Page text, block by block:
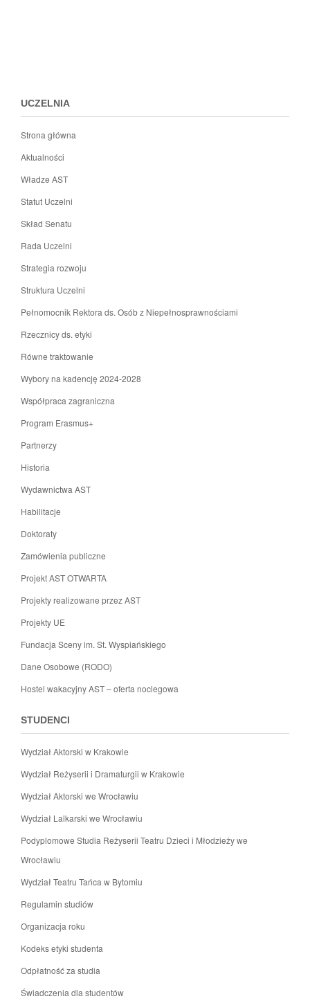
UCZELNIA
Strona główna
Aktualności
Władze AST
Statut Uczelni
Skład Senatu
Rada Uczelni
Strategia rozwoju
Struktura Uczelni
Pełnomocnik Rektora ds. Osób z Niepełnosprawnościami
Rzecznicy ds. etyki
Równe traktowanie
Wybory na kadencję 2024-2028
Współpraca zagraniczna
Program Erasmus+
Partnerzy
Historia
Wydawnictwa AST
Habilitacje
Doktoraty
Zamówienia publiczne
Projekt AST OTWARTA
Projekty realizowane przez AST
Projekty UE
Fundacja Sceny im. St. Wyspiańskiego
Dane Osobowe (RODO)
Hostel wakacyjny AST – oferta noclegowa
STUDENCI
Wydział Aktorski w Krakowie
Wydział Reżyserii i Dramaturgii w Krakowie
Wydział Aktorski we Wrocławiu
Wydział Lalkarski we Wrocławiu
Podyplomowe Studia Reżyserii Teatru Dzieci i Młodzieży we
Wrocławiu
Wydział Teatru Tańca w Bytomiu
Regulamin studiów
Organizacja roku
Kodeks etyki studenta
Odpłatność za studia
Świadczenia dla studentów